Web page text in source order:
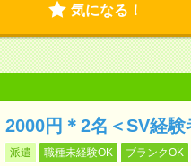
気になる！
2000円＊2名＜SV経
派遣 職種未経験OK ブランクOK